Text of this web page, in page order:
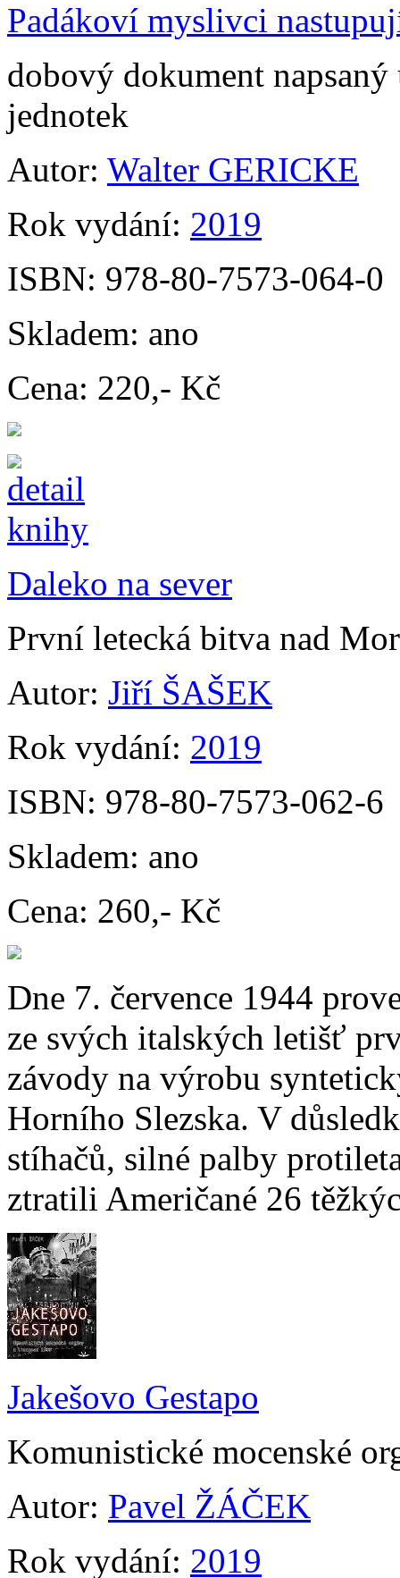
Padákoví myslivci
dobový dokument
jednotek
Autor: Walter GERICKE
Rok vydání: 2019
ISBN: 978-80-7573-064-0
Skladem: ano
Cena: 220,- Kč
Daleko na sever
První letecká bitva nad
Autor: Jiří ŠAŠEK
Rok vydání: 2019
ISBN: 978-80-7573-062-6
Skladem: ano
Cena: 260,- Kč
Dne 7. července 1944
ze svých italských letišť
závody na výrobu
Horního Slezska. V
stíhačů, silné palby
ztratili Američané 26
Jakešovo Gestapo
Komunistické mocenské
Autor: Pavel ŽÁČEK
Rok vydání: 2019